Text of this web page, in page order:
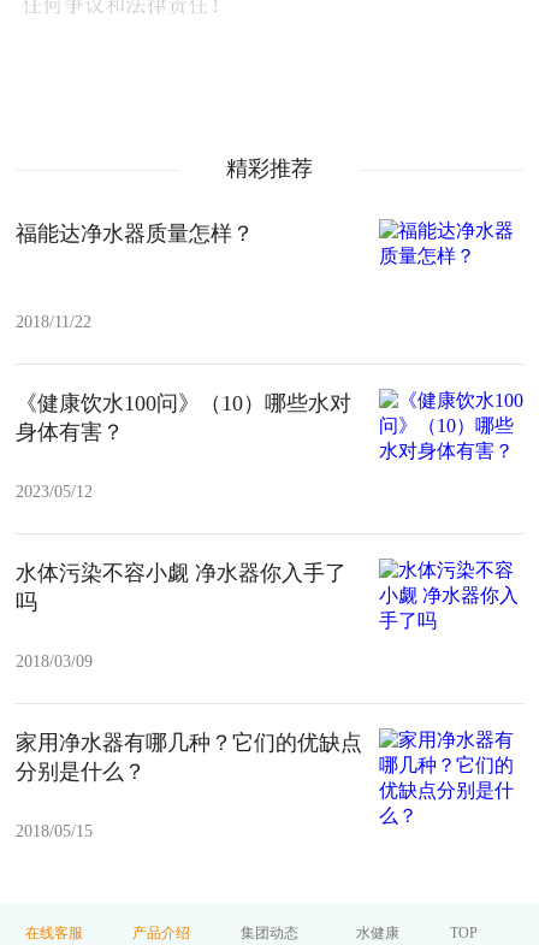
精彩推荐
福能达净水器质量怎样？
2018/11/22
《健康饮水100问》（10）哪些水对
身体有害？
2023/05/12
水体污染不容小觑 净水器你入手了
吗
2018/03/09
家用净水器有哪几种？它们的优缺点
分别是什么？
2018/05/15
在线客服 产品介绍 集团动态 水健康 TOP